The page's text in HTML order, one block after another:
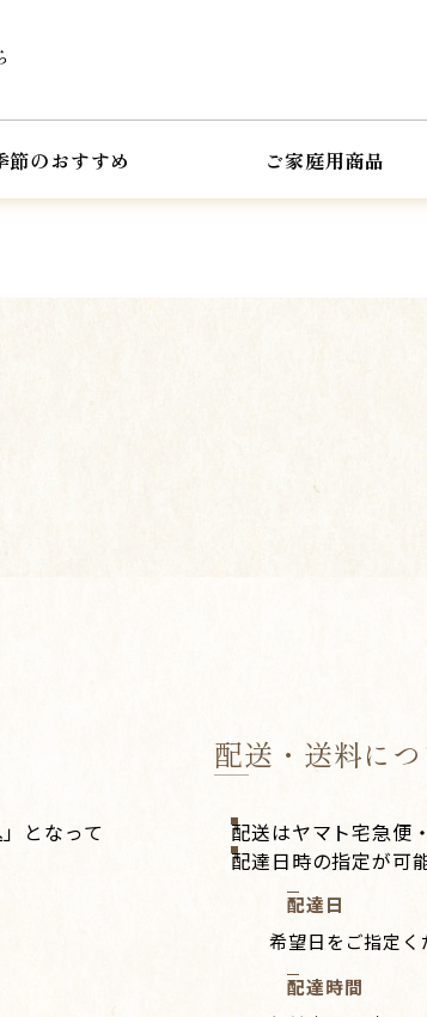
節のおすすめ ご家庭用商品
となって
配送・送料につ
配送はヤマト宅急便
配達日時の指定が可能
配達日
希望日をご指定く
配達時間